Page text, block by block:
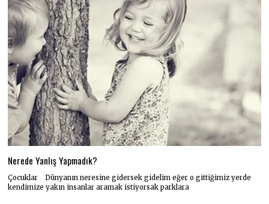
Nerede Yanlış Yapmadık?
Çocuklar Dünyanın neresine gidersek gidelim eğer o gittiğimiz yerde
kendimize yakın insanlar aramak istiyorsak parklara